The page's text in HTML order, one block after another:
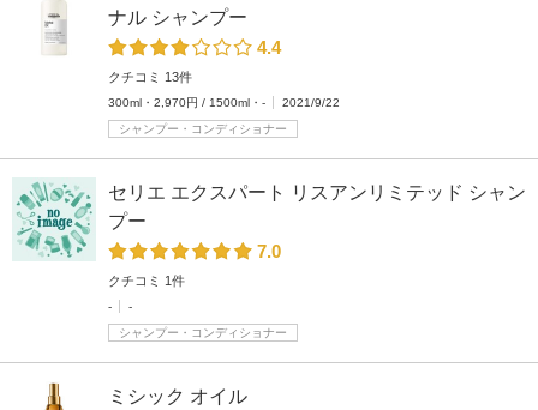
ナル シャンプー
4.4
クチコミ 13件
300ml・2,970円 / 1500ml・-
2021/9/22
シャンプー・コンディショナー
セリエ エクスパート リスアンリミテッド シャン
プー
7.0
クチコミ 1件
-
-
シャンプー・コンディショナー
ミシック オイル